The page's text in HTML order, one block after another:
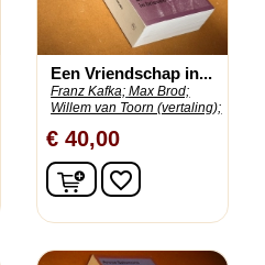
Een Vriendschap in...
Franz Kafka; Max Brod;
Willem van Toorn (vertaling);
€ 40,00
In winkelwagen
favorite_border